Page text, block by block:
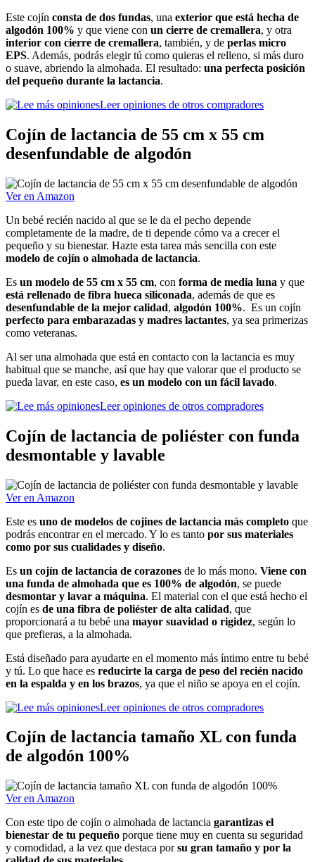
Este cojín consta de dos fundas, una exterior que está hecha de
algodón 100% y que viene con un cierre de cremallera, y otra
interior con cierre de cremallera, también, y de perlas micro
EPS. Además, podrás elegir tú como quieras el relleno, si más duro
o suave, abriendo la almohada. El resultado: una perfecta posición
del pequeño durante la lactancia.
Leer opiniones de otros compradores
Cojín de lactancia de 55 cm x 55 cm
desenfundable de algodón
Ver en Amazon
Un bebé recién nacido al que se le da el pecho depende
completamente de la madre, de ti depende cómo va a crecer el
pequeño y su bienestar. Hazte esta tarea más sencilla con este
modelo de cojín o almohada de lactancia.
Es un modelo de 55 cm x 55 cm, con forma de media luna y que
está rellenado de fibra hueca siliconada, además de que es
desenfundable de la mejor calidad, algodón 100%. Es un cojín
perfecto para embarazadas y madres lactantes, ya sea primerizas
como veteranas.
Al ser una almohada que está en contacto con la lactancia es muy
habitual que se manche, así que hay que valorar que el producto se
pueda lavar, en este caso, es un modelo con un fácil lavado.
Leer opiniones de otros compradores
Cojín de lactancia de poliéster con funda
desmontable y lavable
Ver en Amazon
Este es uno de modelos de cojines de lactancia más completo que
podrás encontrar en el mercado. Y lo es tanto por sus materiales
como por sus cualidades y diseño.
Es un cojín de lactancia de corazones de lo más mono. Viene con
una funda de almohada que es 100% de algodón, se puede
desmontar y lavar a máquina. El material con el que está hecho el
cojín es de una fibra de poliéster de alta calidad, que
proporcionará a tu bebé una mayor suavidad o rigidez, según lo
que prefieras, a la almohada.
Está diseñado para ayudarte en el momento más íntimo entre tu bebé
y tú. Lo que hace es reducirte la carga de peso del recién nacido
en la espalda y en los brazos, ya que el niño se apoya en el cojín.
Leer opiniones de otros compradores
Cojín de lactancia tamaño XL con funda
de algodón 100%
Ver en Amazon
Con este tipo de cojín o almohada de lactancia garantizas el
bienestar de tu pequeño porque tiene muy en cuenta su seguridad
y comodidad, a la vez que destaca porsu gran tamaño y por la